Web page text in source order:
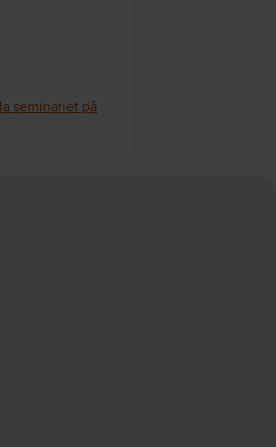
seminariet på